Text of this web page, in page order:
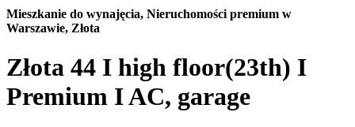
Mieszkanie do wynajęcia, Nieruchomości premium w
Warszawie, Złota
Złota 44 I high floor(23th) I
Premium I AC, garage